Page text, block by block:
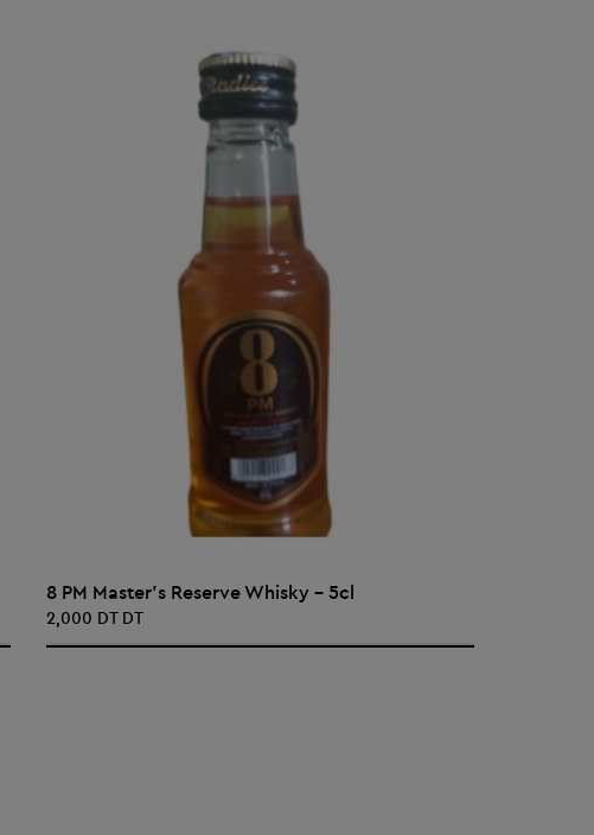
AJOUTER AU PANIER
8 PM Master's Reserve Whisky - 5cl
2,000 DT DT